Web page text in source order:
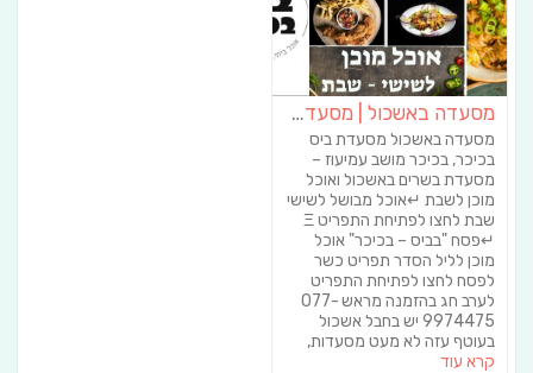
מסעדה באשכול | מסעדת ביס בכיכר | קייטרינג באשכול
מסעדה באשכול מסעדת ביס
בכיכר, בכיכר מושב עמיעוז –
מסעדת בשרים באשכול ואוכל
מוכן לשבת ↵אוכל מבושל לשישי
שבת לחצו לפתיחת התפריט Ξ
↵פסח "בביס – בכיכר" אוכל
מוכן לליל הסדר תפריט כשר
לפסח לחצו לפתיחת התפריט
לערב חג בהזמנה מראש 077-
9974475 יש בחבל אשכול
בעוטף עזה לא מעט מסעדות,
קרא עוד